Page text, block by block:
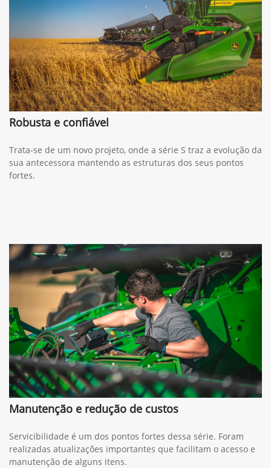
Robusta e confiável
Trata-se de um novo projeto, onde a série S traz a evolução da
sua antecessora mantendo as estruturas dos seus pontos
fortes.
Manutenção e redução de custos
Servicibilidade é um dos pontos fortes dessa série. Foram
realizadas atualizações importantes que facilitam o acesso e
manutenção de alguns itens.